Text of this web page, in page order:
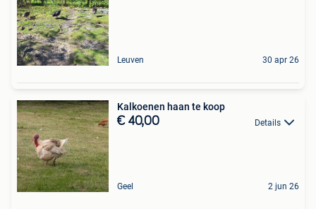
Leuven 30 apr 26
Kalkoenen haan te koop
€ 40,00 Details
Geel 2 jun 26